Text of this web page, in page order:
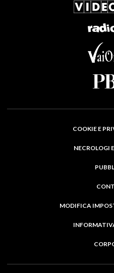
COOKIE E
NECROLOGI
MODIFICA